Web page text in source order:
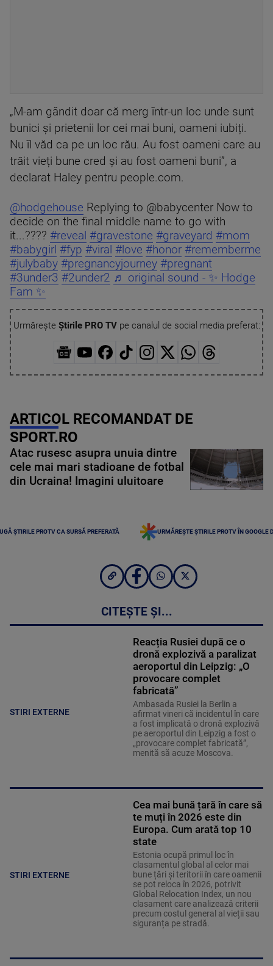
„M-am gândit doar că merg într-un loc unde sunt
bunici și prietenii lor cei mai buni, oameni iubiți.
Nu îl văd ca pe un loc rău. Au fost oameni care au
trăit vieți bune cred și au fost oameni buni”, a
declarat Haley pentru people.com.
@hodgehouse Replying to @babycenter Now to
decide on the final middle name to go with
it...???? #reveal #gravestone #graveyard #mom
#babygirl #fyp #viral #love #honor #rememberme
#julybaby #pregnancyjourney #pregnant
#3under3 #2under2 ♬ original sound - ✨ Hodge
Fam ✨
Urmărește Știrile PRO TVpe canalul de social media preferat:
ARTICOL RECOMANDAT DE
SPORT.RO
Atac rusesc asupra unuia dintre
cele mai mari stadioane de fotbal
din Ucraina! Imagini uluitoare
ȘTIRILE PROTV CA SURSĂ PREFERATĂ URMĂREȘTE ȘTIRILE PROTV ÎN GOOGLE
CITEȘTE ȘI...
STIRI EXTERNE
Reacția Rusiei după ce o
dronă explozivă a paralizat
aeroportul din Leipzig: „O
provocare complet
fabricată”
Ambasada Rusiei la Berlin a
afirmat vineri că incidentul în care
a fost implicată o dronă explozivă
pe aeroportul din Leipzig a fost o
„provocare complet fabricată”,
menită să acuze Moscova.
STIRI EXTERNE
Cea mai bună țară în care să
te muți în 2026 este din
Europa. Cum arată top 10
state
Estonia ocupă primul loc în
clasamentul global al celor mai
bune țări și teritorii în care oamenii
se pot reloca în 2026, potrivit
Global Relocation Index, un nou
clasament care analizează criterii
precum costul general al vieții sau
siguranța pe stradă.